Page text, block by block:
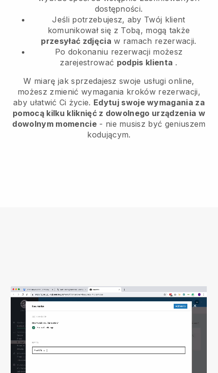
dostępności.
Jeśli potrzebujesz, aby Twój klient
komunikował się z Tobą, mogą także
przesyłać zdjęcia w ramach rezerwacji.
Po dokonaniu rezerwacji możesz
zarejestrować podpis klienta .
W miarę jak sprzedajesz swoje usługi online,
możesz zmienić wymagania kroków rezerwacji,
aby ułatwić Ci życie. Edytuj swoje wymagania za
pomocą kilku kliknięć z dowolnego urządzenia w
dowolnym momencie- nie musisz być geniuszem
kodującym.